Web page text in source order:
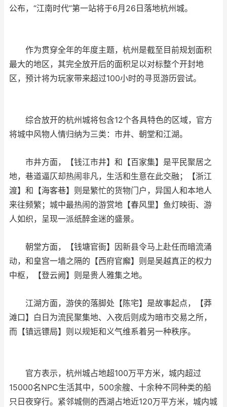
公布，“江南时代”第一站将于6月26日落地杭州城。
作为贯穿全年的年度主题，杭州是截至目前规划面积
最大的地区，其完全放开后的面积足以对标整个开封地
区，预计将为玩家带来超过100小时的寻觅游历尝试。
综合放开的杭州城将包含12个各具特色的区域，官方
将城中风物人情归纳为三类：市井、朝堂和江湖。
市井方面，【钱江市井】和【百家集】是平民聚居之
地，巷道逼仄却热闹非凡，生活和生意在此交融；【浙江
渡】和【海客巷】则是繁忙的货物门户，异国人和本地人
来往频繁；城中最热闹的游赏地【春风里】鱼灯映街、游
人如织，呈现一派纸醉金迷的盛景。
朝堂方面，【钱塘官衙】因新县令马上赴任而暗流涌
动，和皇宫一墙之隔的【西府官廨】则是吴越真正的权力
中枢，【登云阙】则是贵人雅集之地。
江湖方面，游侠的落脚处【陈宅】是故事起点，【莽
滩口】白日为流民聚集地、入夜后则成为暗市交易之所，
而【镇远镖局】则以规矩和义气维系着另一种秩序。
官方表示，杭州城占地超100万平方米，城内超过
15000名NPC生活其中，500余艘、十余种不同种类的船
只日夜穿行。紧邻城侧的西湖占地近120万平方米，城内城